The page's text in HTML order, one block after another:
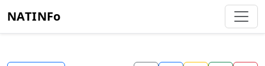
NATINFo